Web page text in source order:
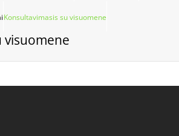
Konsultavimasis su visuomene
visuomene